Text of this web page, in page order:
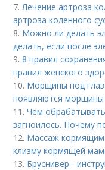
7. Лечение артроза
артроза коленного
8. Можно ли делать
делать, если после
9.8 правил
правил женского
10. Морщины под
появляются морщины
11.Чем
загноилось. Почему
12. Массаж
клизму кормящей
13. Бруснивер -